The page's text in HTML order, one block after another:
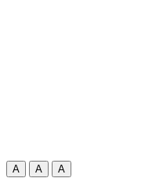
A A A